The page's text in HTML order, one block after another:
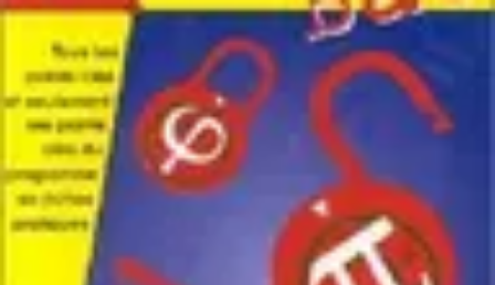
Atlas Géographique
Tendances Perception et UtilisationGuide d'achatÉducation et
ApprentissageAtlas Thématiques
Atlas Géographique